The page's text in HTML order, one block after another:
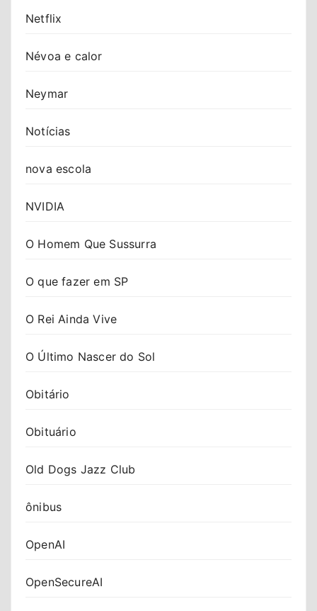
Netflix
Névoa e calor
Neymar
Notícias
nova escola
NVIDIA
O Homem Que Sussurra
O que fazer em SP
O Rei Ainda Vive
O Último Nascer do Sol
Obitário
Obituário
Old Dogs Jazz Club
ônibus
OpenAI
OpenSecureAI